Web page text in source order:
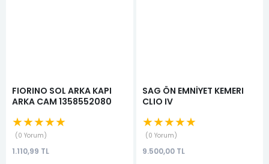
FIORINO SOL ARKA KAPI
ARKA CAM 1358552080
★★★★★
0 Yorum
1.110,99 TL
SAG ÖN EMNİYET KEMERI
CLIO IV
★★★★★
0 Yorum
9.500,00 TL